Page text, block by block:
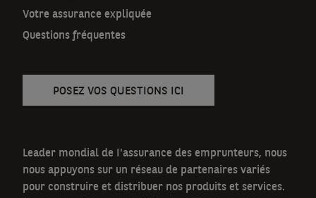
a
v
Votre assurance expliquée
Questions fréquentes
POSEZ VOS QUESTIONS ICI
Leader mondial de I'assurance des emprunteurs, nous
nous appuyons sur un réseau de partenaires variés
pour construire et distribuer nos produits et services.